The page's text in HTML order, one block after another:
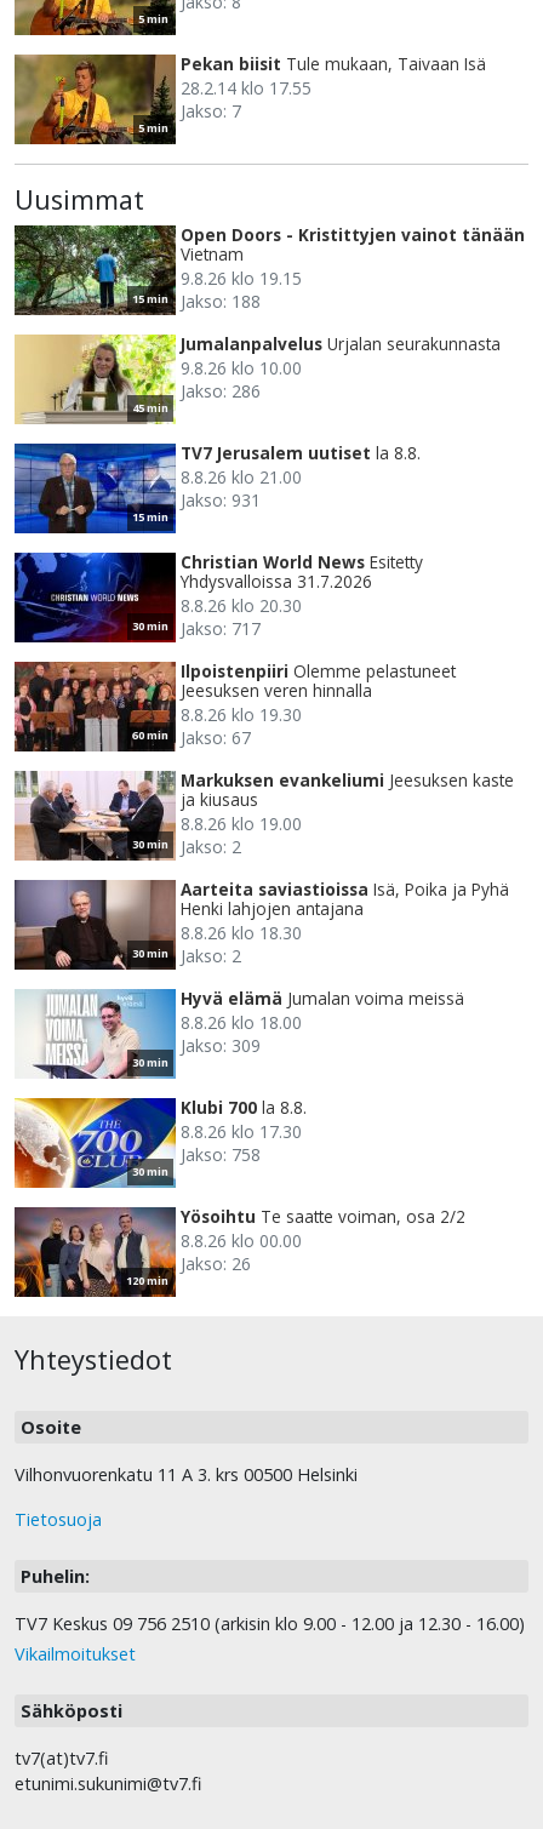
5 min
5 min
Pekan biisit Tule mukaan, Taivaan Isä
28.2.14 klo 17.55
Jakso: 7
Uusimmat
15 min
Open Doors - Kristittyjen vainot tänään
Vietnam
9.8.26 klo 19.15
Jakso: 188
45 min
Jumalanpalvelus Urjalan seurakunnasta
9.8.26 klo 10.00
Jakso: 286
15 min
TV7 Jerusalem uutiset la 8.8.
8.8.26 klo 21.00
Jakso: 931
30 min
Christian World News Esitetty
Yhdysvalloissa 31.7.2026
8.8.26 klo 20.30
Jakso: 717
60 min
Ilpoistenpiiri Olemme pelastuneet
Jeesuksen veren hinnalla
8.8.26 klo 19.30
Jakso: 67
30 min
Markuksen evankeliumi Jeesuksen kaste
ja kiusaus
8.8.26 klo 19.00
Jakso: 2
30 min
Aarteita saviastioissa Isä, Poika ja Pyhä
Henki lahjojen antajana
8.8.26 klo 18.30
Jakso: 2
30 min
Hyvä elämä Jumalan voima meissä
8.8.26 klo 18.00
Jakso: 309
30 min
Klubi 700 la 8.8.
8.8.26 klo 17.30
Jakso: 758
120 min
Yösoihtu Te saatte voiman, osa 2/2
8.8.26 klo 00.00
Jakso: 26
Yhteystiedot
Osoite
Vilhonvuorenkatu 11 A 3. krs 00500 Helsinki
Tietosuoja
Puhelin:
TV7 Keskus 09 756 2510 (arkisin klo 9.00 - 12.00 ja 12.30 - 16.00)
Vikailmoitukset
Sähköposti
tv7(at)tv7.fi
etunimi.sukunimi@tv7.fi